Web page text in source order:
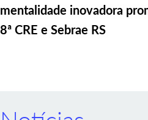
mentalidade inovadora
8ª CRE e Sebrae RS